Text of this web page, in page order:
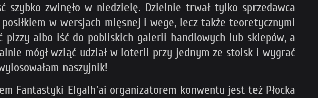
zwinęło w niedzielę. Dzielnie trwał tylko sprzedawca
w wersjach mięsnej i wege, lecz także teoretycznymi
albo iść do pobliskich galerii handlowych lub sklepów, a
mógł wziąć udział w loterii przy jednym ze stoisk i wygrać
naszyjnik!
Fantastyki Elgalh’ai organizatorem konwentu jest też Płocka